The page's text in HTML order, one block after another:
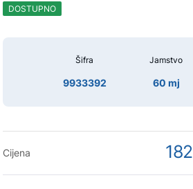
DOSTUPNO
Šifra
9933392
Jamstvo
60 mj
Cijena